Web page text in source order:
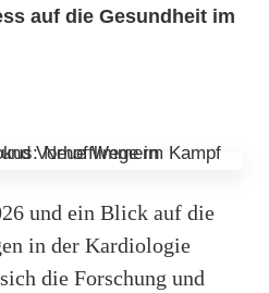
auf die Gesundheit im
und ein Blick auf die
in der Kardiologie
die Forschung und